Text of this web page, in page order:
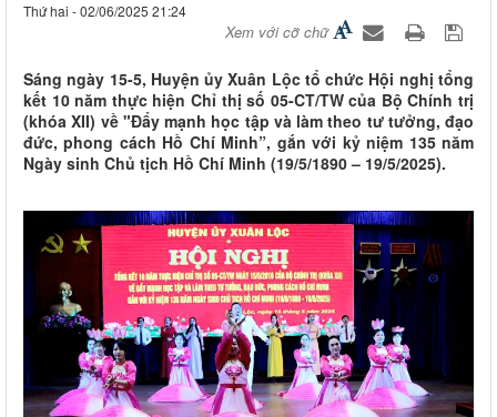
Thứ hai - 02/06/2025 21:24
Xem với cỡ chữ
Sáng ngày 15-5, Huyện ủy Xuân Lộc tổ chức Hội nghị tổng
kết 10 năm thực hiện Chỉ thị số 05-CT/TW của Bộ Chính trị
(khóa XII) về "Đẩy mạnh học tập và làm theo tư tưởng, đạo
đức, phong cách Hồ Chí Minh”, gắn với kỷ niệm 135 năm
Ngày sinh Chủ tịch Hồ Chí Minh (19/5/1890 – 19/5/2025).